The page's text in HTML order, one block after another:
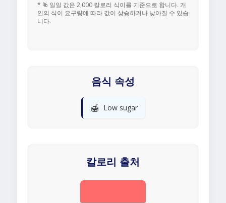
* % 일일 값은 2,000 칼로리 식이를 기준으로 합니다. 개
인의 식이 요구량에 따라 값이 상승하거나 낮아질 수 있습
니다.
음식 속성
🍯 Low sugar
칼로리 출처